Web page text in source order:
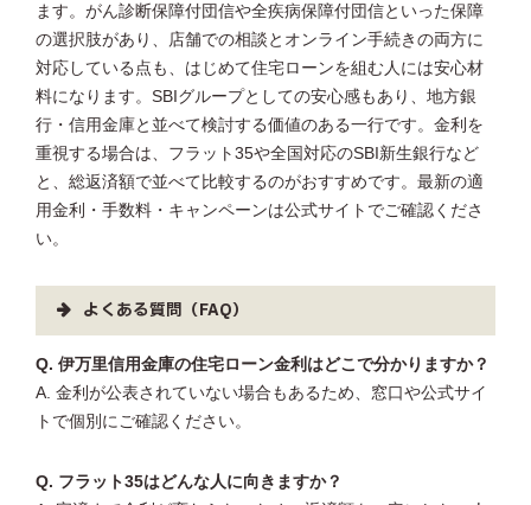
ます。がん診断保障付団信や全疾病保障付団信といった保障
の選択肢があり、店舗での相談とオンライン手続きの両方に
対応している点も、はじめて住宅ローンを組む人には安心材
料になります。SBIグループとしての安心感もあり、地方銀
行・信用金庫と並べて検討する価値のある一行です。金利を
重視する場合は、フラット35や全国対応のSBI新生銀行など
と、総返済額で並べて比較するのがおすすめです。最新の適
用金利・手数料・キャンペーンは公式サイトでご確認くださ
い。
よくある質問（FAQ）
Q. 伊万里信用金庫の住宅ローン金利はどこで分かりますか？
A. 金利が公表されていない場合もあるため、窓口や公式サイ
トで個別にご確認ください。
Q. フラット35はどんな人に向きますか？